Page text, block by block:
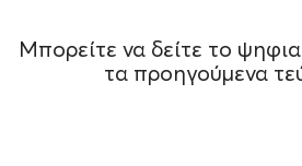
Μπορείτε να δείτε το
τα προηγούμενα